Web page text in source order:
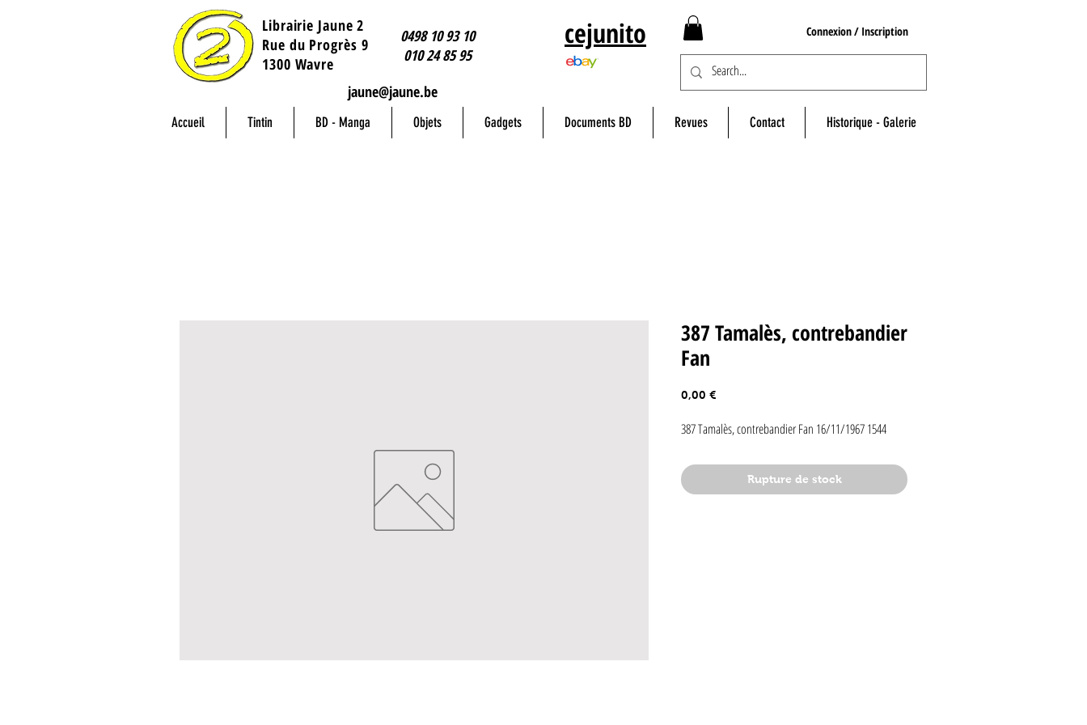
Librairie Jaune 2
​Rue du Progrès 9
1300 Wavre
0498 10 93 10
010 24 85 95
jaune@jaune.be
cejunito Connexion / Inscription
Accueil Tintin BD - Manga Objets Gadgets Documents BD Revues Contact Historique - Galerie
387 Tamalès, contrebandier
Fan
0,00 €
387 Tamalès, contrebandier Fan 16/11/1967 1544
Rupture de stock